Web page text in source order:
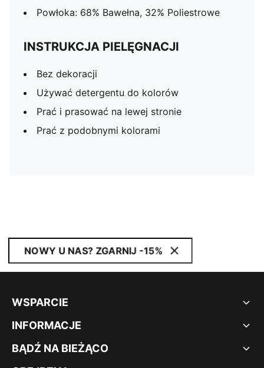
Powłoka: 68% Bawełna, 32% Poliestrowe
INSTRUKCJA PIELĘGNACJI
Bez dekoracji
Używać detergentu do kolorów
Prać i prasować na lewej stronie
Prać z podobnymi kolorami
NOWY U NAS? ZGARNIJ -15%
WSPARCIE
INFORMACJE
BĄDŹ NA BIEŻĄCO